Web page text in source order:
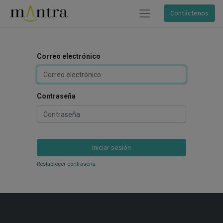
Contáctenos
Correo electrónico
Contraseña
Iniciar sesión
Restablecer contraseña